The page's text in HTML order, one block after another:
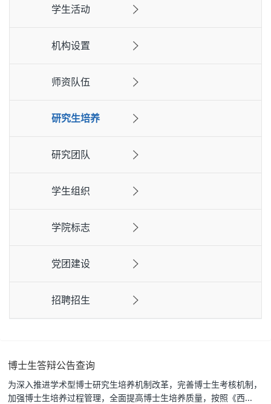
学生活动
机构设置
师资队伍
研究生培养
研究团队
学生组织
学院标志
党团建设
招聘招生
博士生答辩公告查询
为深入推进学术型博士研究生培养机制改革，完善博士生考核机制，
加强博士生培养过程管理，全面提高博士生培养质量，按照《西...